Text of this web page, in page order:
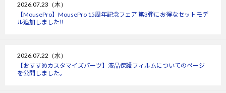
2026.07.23（木）
【MousePro】MousePro 15周年記念フェア 第3弾にお得なセットモデ
ル追加しました‼
2026.07.22（水）
【おすすめカスタマイズパーツ】液晶保護フィルムについてのページ
を公開しました。